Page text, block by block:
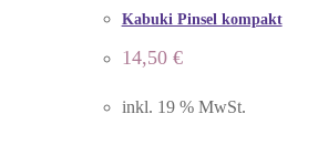
Kabuki Pinsel kompakt
14,50 €
inkl. 19 % MwSt.